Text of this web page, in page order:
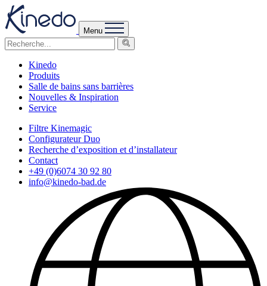
Menu
Kinedo
Produits
Salle de bains sans barrières
Nouvelles & Inspiration
Service
Filtre Kinemagic
Configurateur Duo
Recherche d’exposition et d’installateur
Contact
+49 (0)6074 30 92 80
info@kinedo-bad.de